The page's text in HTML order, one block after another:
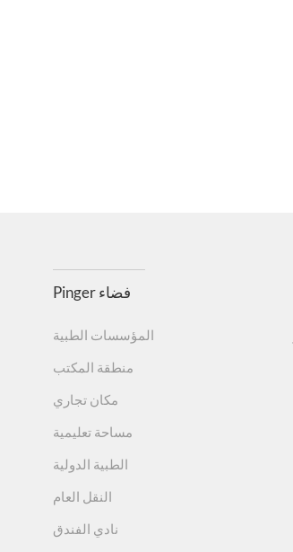
Pinger فضاء
المؤسسات الطبية
منطقة المكتب
مكان تجاري
مساحة تعليمية
الطبية الدولية
النقل العام
نادي الفندق